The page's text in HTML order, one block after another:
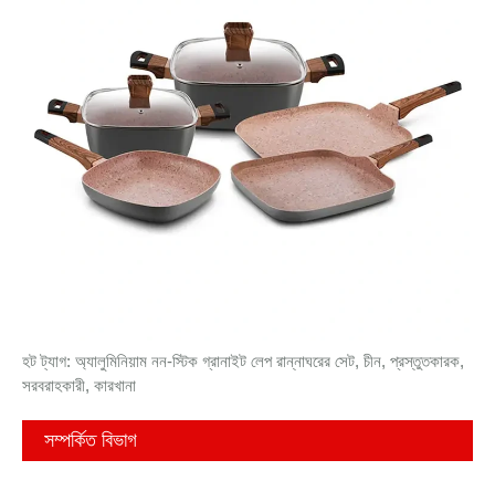
হট ট্যাগ: অ্যালুমিনিয়াম নন-স্টিক গ্রানাইট লেপ রান্নাঘরের সেট, চীন, প্রস্তুতকারক,
সরবরাহকারী, কারখানা
সম্পর্কিত বিভাগ